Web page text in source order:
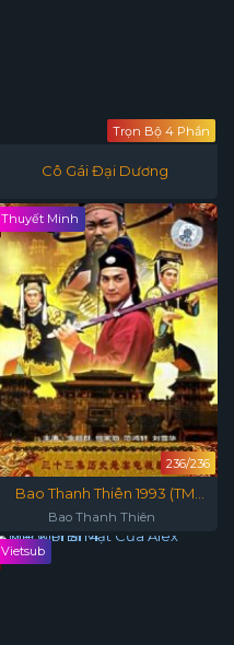
Trọn Bộ 4 Phần
Cô Gái Đại Dương
Thuyết Minh
236/236
Bao Thanh Thiên 1993 (TM
Ngọc Thạch)
Bao Thanh Thiên
Vietsub